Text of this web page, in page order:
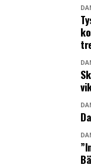
Läs
Gräns- och ID-
över Öresund
Förra gången
med existerande
tillgängliga
000
acceptabla
arbetsplatser på
över Öresund
förseningar, färre
något av